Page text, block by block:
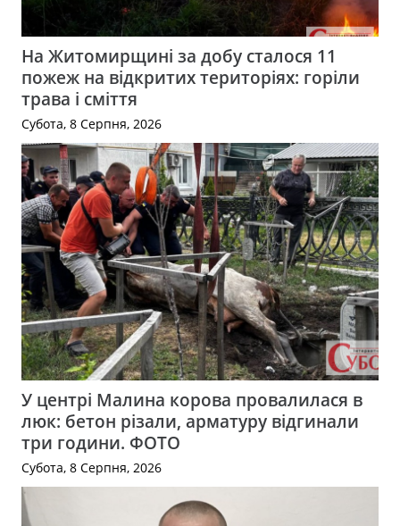
На Житомирщині за добу сталося 11
пожеж на відкритих територіях: горіли
трава і сміття
Субота, 8 Серпня, 2026
У центрі Малина корова провалилася в
люк: бетон різали, арматуру відгинали
три години. ФОТО
Субота, 8 Серпня, 2026